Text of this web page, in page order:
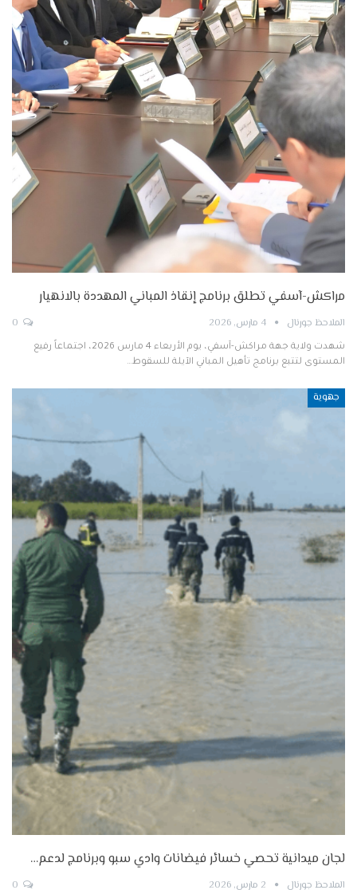
مراكش-آسفي تطلق برنامج إنقاذ المباني المهددة بالانهيار
الملاحظ جورنال 4 مارس, 2026
شهدت ولاية جهة مراكش-آسفي، يوم الأربعاء 4 مارس 2026، اجتماعاً رفيع
المستوى لتتبع برنامج تأهيل المباني الآيلة للسقوط…
جهوية
لجان ميدانية تحصي خسائر فيضانات وادي سبو وبرنامج لدعم…
الملاحظ جورنال 2 مارس, 2026